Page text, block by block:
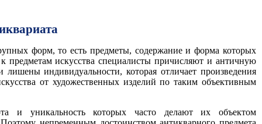
форм, то есть предметы, содержание и форма которых
предметам искусства специалисты причисляют и античную
индивидуальности, которая отличает произведения
от художественных изделий по таким объективным
и уникальность которых часто делают их объектом